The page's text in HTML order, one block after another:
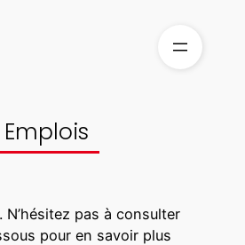
Emplois
N’hésitez pas à consulter
pour en savoir plus